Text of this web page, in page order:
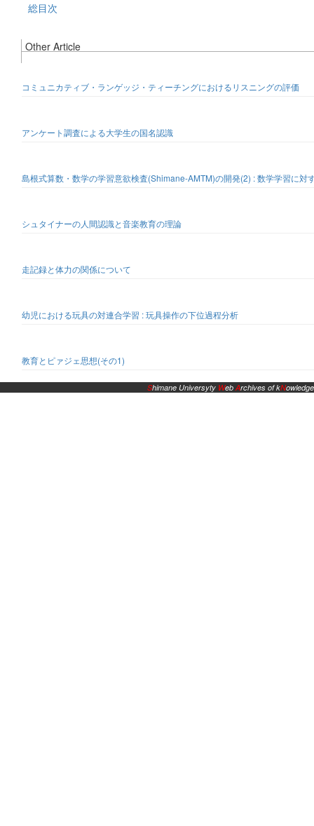
総目次
Other Article
コミュニカティブ・ランゲッジ・ティーチングにおけるリスニングの評価
アンケート調査による大学生の国名認識
島根式算数・数学の学習意欲検査(Shimane-AMTM)の開発(2) : 数学学習に対
シュタイナーの人間認識と音楽教育の理論
走記録と体力の関係について
幼児における玩具の対連合学習 : 玩具操作の下位過程分析
教育とピァジェ思想(その1)
Shimane Universyty WebArchives of kNowledge